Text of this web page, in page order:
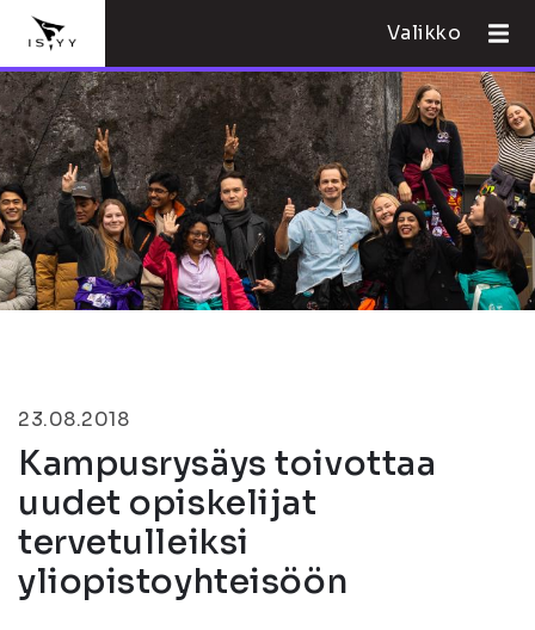
Valikko
23.08.2018
Kampusrysäys toivottaa
uudet opiskelijat
tervetulleiksi
yliopistoyhteisöön